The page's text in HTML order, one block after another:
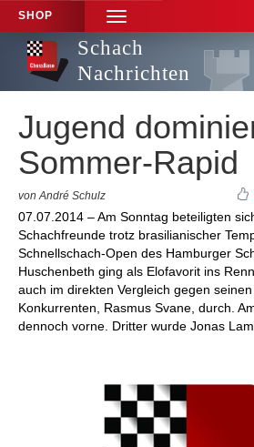
SHOP
TOGGLE
NAVIGATION
Schach
Nachrichten
Jugend
Sommer-Rapid
von André Schulz
07.07.2014 – Am Sonntag beteiligten
Schachfreunde trotz brasilianischer
Schnellschach-Open des Hamburger
Huschenbeth ging als Elofavorit ins
auch im direkten Vergleich gegen
Konkurrenten, Rasmus Svane, durch.
dennoch vorne. Dritter wurde Jonas